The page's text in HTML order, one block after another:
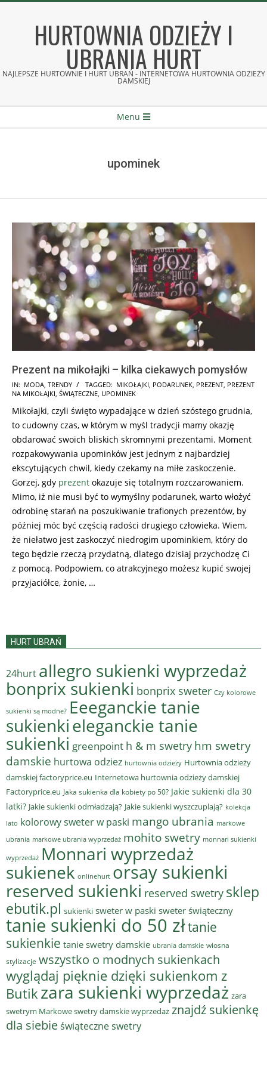
HURTOWNIA ODZIEŻY I
UBRANIA HURT
NAJLEPSZE HURTOWNIE I HURT UBRAŃ - INTERNETOWA HURTOWNIA ODZIEŻY
DAMSKIEJ
Menu
upominek
Prezent na mikołajki – kilka ciekawych pomysłów
2017-
11-
25
IN: MODA, TRENDY TAGGED: MIKOŁAJKI, PODARUNEK, PREZENT, PREZENT
NA MIKOŁAJKI, ŚWIĄTECZNE, UPOMINEK
Mikołajki, czyli święto wypadające w dzień szóstego grudnia,
to cudowny czas, w którym w myśl tradycji mamy okazję
obdarować swoich bliskich skromnymi prezentami. Moment
rozpakowywania upominków jest jednym z najbardziej
ekscytujących chwil, kiedy czekamy na miłe zaskoczenie.
Gorzej, gdy prezent okazuje się totalnym rozczarowaniem.
Mimo, iż nie musi być to wymyślny podarunek, warto włożyć
odrobinę starań na poszukiwanie trafionych prezentów, by
później móc być częścią radości drugiego człowieka. Wiem,
że niełatwo jest zaskoczyć niedrogim upominkiem, który do
tego będzie rzeczą przydatną, dlatego dzisiaj przychodzę Ci
z pomocą. Podpowiem, co atrakcyjnego możesz kupić swojej
przyjaciółce, żonie, …
HURT UBRAŃ
24hurt allegro sukienki wyprzedaż
bonprix sukienki bonprix sweter Czy kolorowe
sukienki są modne? Eeeganckie tanie
sukienkieleganckie tanie
sukienki greenpoint h & m swetry hm swetry
damskie hurtowa odziez hurtownia odzieży Hurtownia odzieży
damskiej factoryprice.eu Internetowa hurtownia odzieży damskiej
Factoryprice.eu Jaka sukienka dla kobiety po 50? Jakie sukienki dla 30
latki? Jakie sukienki odmładzają? Jakie sukienki wyszczuplają? kolekcja
lato kolorowy sweter w paski mango ubrania markowe
ubrania markowe ubrania wyprzedaż mohito swetry monnari sukienki
wyprzedaż Monnari wyprzedaż
sukienek onlinehurt orsay sukienki
reserved sukienki reserved swetry sklep
ebutik.pl sukienki sweter w paski sweter świąteczny
tanie sukienki do 50 złtanie
sukienkie tanie swetry damskie ubrania damskie wiosna
stylizacje wszystko o modnych sukienkach
wyglądaj pięknie dzięki sukienkom z
Butik zara sukienki wyprzedaż zara
swetrym Markowe swetry damskie wyprzedaż znajdź sukienkę
dla siebieświąteczne swetry